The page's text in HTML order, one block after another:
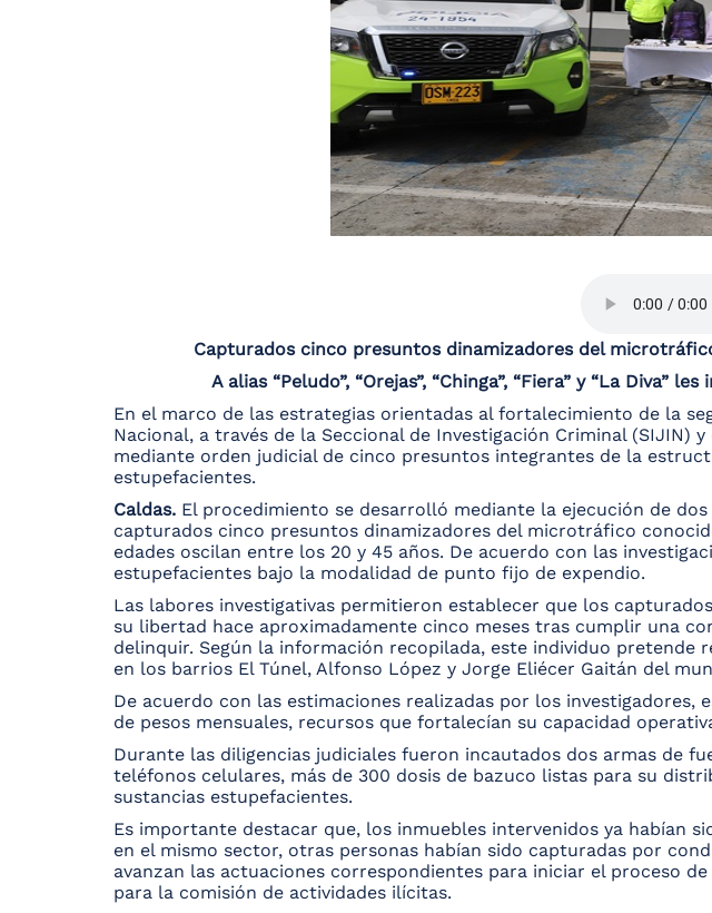
Capturados cinco presuntos dinamizadores del
A alias “Peludo”, “Orejas”, “Chinga”, “Fiera” y “La
En el marco de las estrategias orientadas al fortalecimiento de la
Nacional, a través de la Seccional de Investigación Criminal
mediante orden judicial de cinco presuntos integrantes de la
estupefacientes.
Caldas. El procedimiento se desarrolló mediante la ejecución de
capturados cinco presuntos dinamizadores del microtráfico conocidos
edades oscilan entre los 20 y 45 años. De acuerdo con las
estupefacientes bajo la modalidad de punto fijo de expendio.
Las labores investigativas permitieron establecer que los
su libertad hace aproximadamente cinco meses tras cumplir una
delinquir. Según la información recopilada, este individuo
en los barrios El Túnel, Alfonso López y Jorge Eliécer Gaitán del
De acuerdo con las estimaciones realizadas por los
de pesos mensuales, recursos que fortalecían su capacidad
Durante las diligencias judiciales fueron incautados dos armas de
teléfonos celulares, más de 300 dosis de bazuco listas para su
sustancias estupefacientes.
Es importante destacar que, los inmuebles intervenidos ya habían
en el mismo sector, otras personas habían sido capturadas por
avanzan las actuaciones correspondientes para iniciar el proceso
para la comisión de actividades ilícitas.